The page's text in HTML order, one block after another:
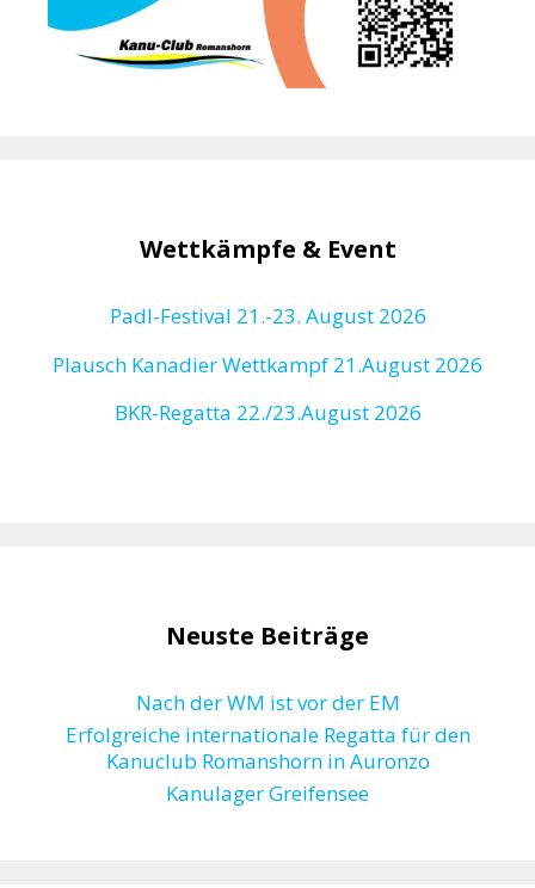
Wettkämpfe & Event
Padl-Festival 21.-23. August 2026
Plausch Kanadier Wettkampf 21.August 2026
BKR-Regatta 22./23.August 2026
Neuste Beiträge
Nach der WM ist vor der EM
Erfolgreiche internationale Regatta für den
Kanuclub Romanshorn in Auronzo
Kanulager Greifensee